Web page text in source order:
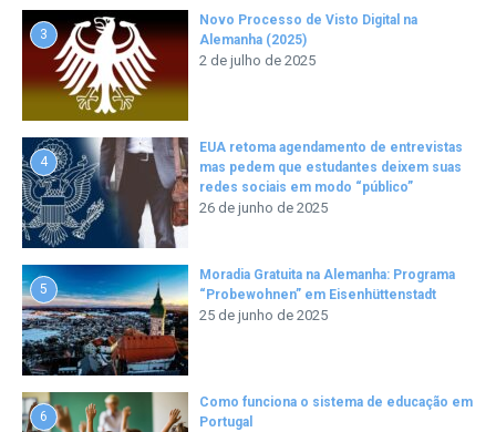
3
Novo Processo de Visto Digital na
Alemanha (2025)
2 de julho de 2025
4
EUA retoma agendamento de entrevistas
mas pedem que estudantes deixem suas
redes sociais em modo “público”
26 de junho de 2025
5
Moradia Gratuita na Alemanha: Programa
“Probewohnen” em Eisenhüttenstadt
25 de junho de 2025
6
Como funciona o sistema de educação em
Portugal